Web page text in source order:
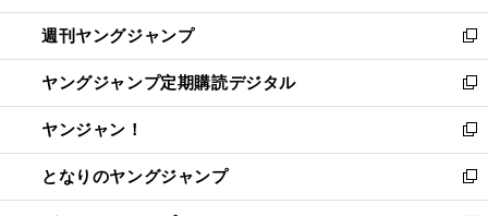
開
く
ウ
で
開
く
ン
ド
ウ
で
開
く
ウ
ィ
ン
ド
ウ
で
開
く
週刊ヤングジャンプ
新
し
い
ウ
ィ
ン
ド
ウ
ヤングジャンプ定期購読デジタル
新
し
い
ウ
ィ
ン
ヤンジャン！
新
し
い
ウ
となりのヤングジャンプ
新
し